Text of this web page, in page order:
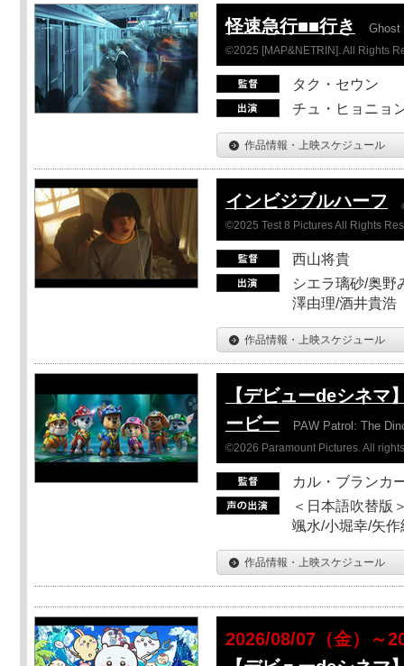
怪速急行■■行き Ghost
©2025 [MAP&NETRIN]. All Rights
タク・セウン
チュ・ヒョニョ
作品情報・上映スケジュール
インビジブルハーフ
©2025 Test 8 Pictures All Rights
西山将貴
シエラ璃砂/奥野
澤由理/酒井貴浩
作品情報・上映スケジュール
【デビューdeシネマ
ービー
PAW Patrol: The
©2026 Paramount Pictures. All
カル・ブランカ
＜日本語吹替版
颯水/小堀幸/矢作
作品情報・上映スケジュール
2026/08/07（金）～